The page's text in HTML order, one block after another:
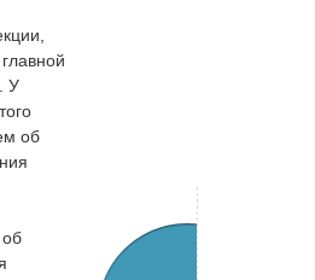
У
об